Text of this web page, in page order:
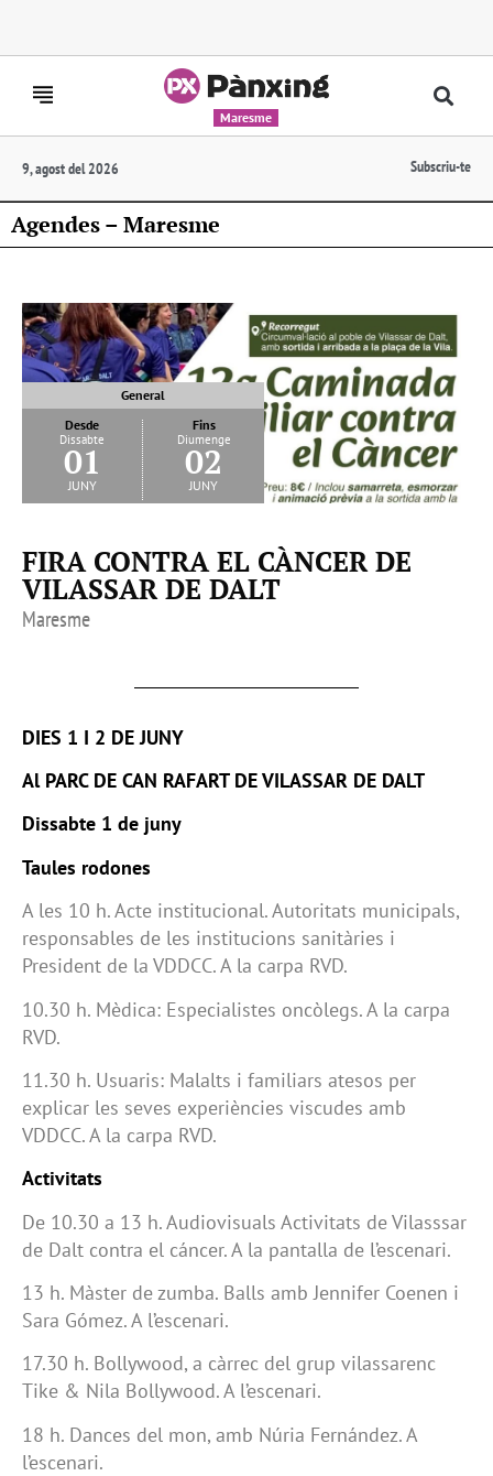
Maresme
9, agost del 2026 Subscriu-te
Agendes – Maresme
General
Desde
Dissabte
01
juny
Fins
Diumenge
02
juny
FIRA CONTRA EL CÀNCER DE
VILASSAR DE DALT
Maresme
DIES 1 I 2 DE JUNY
Al PARC DE CAN RAFART DE VILASSAR DE DALT
Dissabte 1 de juny
Taules rodones
A les 10 h. Acte institucional. Autoritats municipals,
responsables de les institucions sanitàries i
President de la VDDCC. A la carpa RVD.
10.30 h. Mèdica: Especialistes oncòlegs. A la carpa
RVD.
11.30 h. Usuaris: Malalts i familiars atesos per
explicar les seves experiències viscudes amb
VDDCC. A la carpa RVD.
Activitats
De 10.30 a 13 h. Audiovisuals Activitats de Vilasssar
de Dalt contra el cáncer. A la pantalla de l’escenari.
13 h. Màster de zumba. Balls amb Jennifer Coenen i
Sara Gómez. A l’escenari.
17.30 h. Bollywood, a càrrec del grup vilassarenc
Tike & Nila Bollywood. A l’escenari.
18 h. Dances del mon, amb Núria Fernández. A
l’escenari.